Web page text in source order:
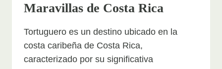
Maravillas de Costa Rica
Tortuguero es un destino ubicado en la
costa caribeña de Costa Rica,
caracterizado por su significativa